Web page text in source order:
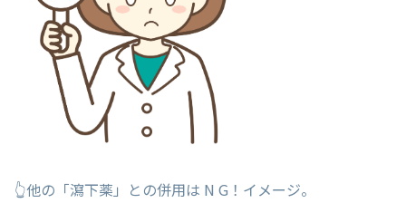
👆他の「瀉下薬」との併用は N G！イメージ。